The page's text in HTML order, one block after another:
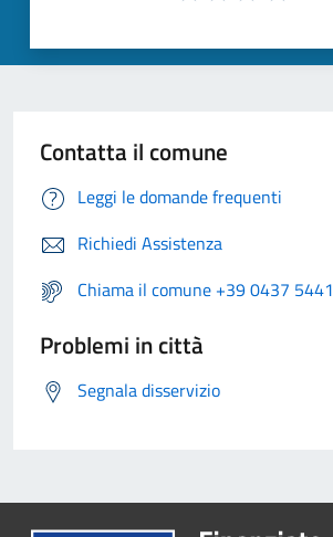
Contatta il comune
Leggi le domande frequenti
Richiedi Assistenza
Chiama il comune +39 0437 5441
Problemi in città
Segnala disservizio